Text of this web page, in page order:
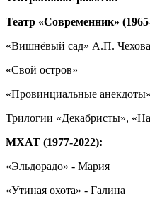
Театр «Современник»
«Вишнёвый сад» А.П. Чехова
«Свой остров»
«Провинциальные
Трилогии «Декабристы»,
МХАТ (1977-2022):
«Эльдорадо» - Мария
«Утиная охота» - Галина